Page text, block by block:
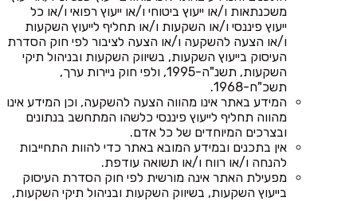
משכנתאות ו/או ייעוץ ביטוחי ו/או ייעוץ רפואי ו/או כל
ייעוץ פיננסי ו/או השקעות ו/או תחליף לייעוץ השקעות
ו/או הצעה להשקעה ו/או הצעה לציבור לפי חוק הסדרת
העיסוק בייעוץ השקעות, בשיווק השקעות ובניהול תיקי
השקעות, תשנ"ה-1995, ולפי חוק ניירות ערך,
תשכ"ח-1968.
המידע באתר אינו מהווה הצעה להשקעה, וכן המידע אינו
מהווה תחליף לייעוץ פיננסי כלשהו המתחשב בנתונים
ובצרכים המיוחדים של כל אדם.
אין בתכנים ובמידע המובא באתר כדי להוות התחייבות
להנחה ו/או רווח ו/או תשואה עודפת.
מפעילת האתר אינה מורשית לפי חוק הסדרת העיסוק
בייעוץ השקעות, בשיווק השקעות ובניהול תיקי השקעות,